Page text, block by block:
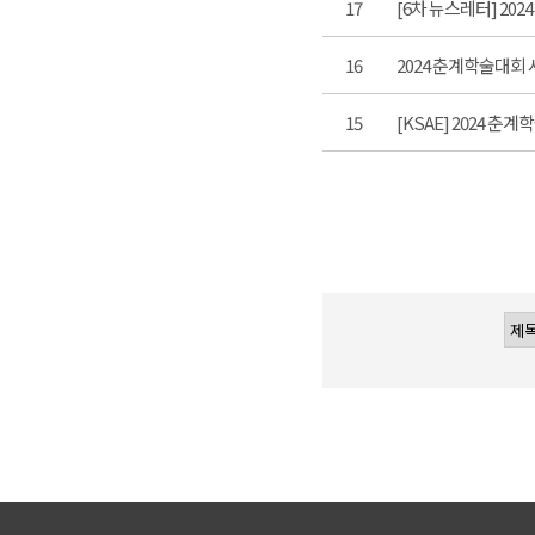
17 [6차 뉴스레터]
16 2024 춘계학술대
15